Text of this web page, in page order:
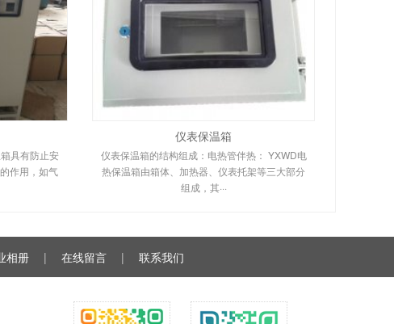
具有防止安
作用，如气
仪表保温箱
仪表保温箱的结构组成：电热管伴热： YXWD电
热保温箱由箱体、加热器、仪表托架等三大部分
组成，其···
相册 | 在线留言 | 联系我们